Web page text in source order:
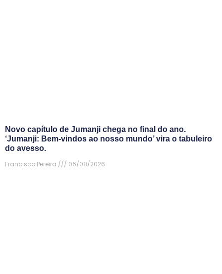
Novo capítulo de Jumanji chega no final do ano.
‘Jumanji: Bem-vindos ao nosso mundo’ vira o tabuleiro
do avesso.
Francisco Pereira
06/08/2026